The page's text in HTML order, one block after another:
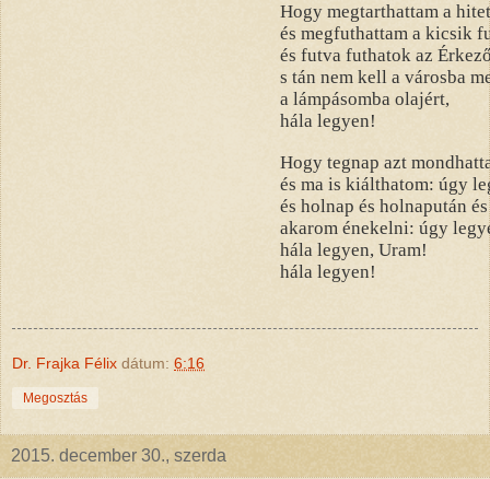
Hogy megtarthattam a
és megfuthattam a kicsik
és futva futhatok az
s tán nem kell a városba
a lámpásomba olajért,
hála legyen!
Hogy tegnap azt
és ma is kiálthatom: úgy
és holnap és holnapután
akarom énekelni: úgy
hála legyen, Uram!
hála legyen!
Dr. Frajka Félix dátum: 6:16
Megosztás
2015. december 30., szerda